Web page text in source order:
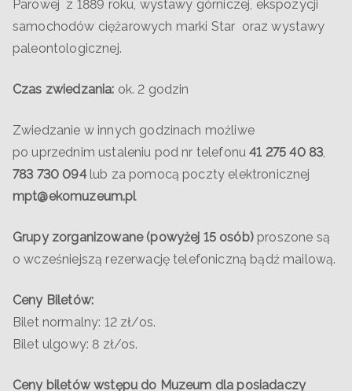
Parowej z 1889 roku, wystawy górniczej, ekspozycji
samochodów ciężarowych marki Star oraz wystawy
paleontologicznej.
Czas zwiedzania: ok. 2 godzin
Zwiedzanie w innych godzinach możliwe
po uprzednim ustaleniu pod nr telefonu41 275 40 83,
783 730 094lub za pomocą poczty elektronicznej
mpt@ekomuzeum.pl
Grupy zorganizowane (powyżej 15 osób)proszone są
o wcześniejszą rezerwację telefoniczną bądź mailową.
Ceny Biletów:
Bilet normalny: 12 zł/os.
Bilet ulgowy: 8 zł/os.
Ceny biletów wstępu do Muzeum dla posiadaczy